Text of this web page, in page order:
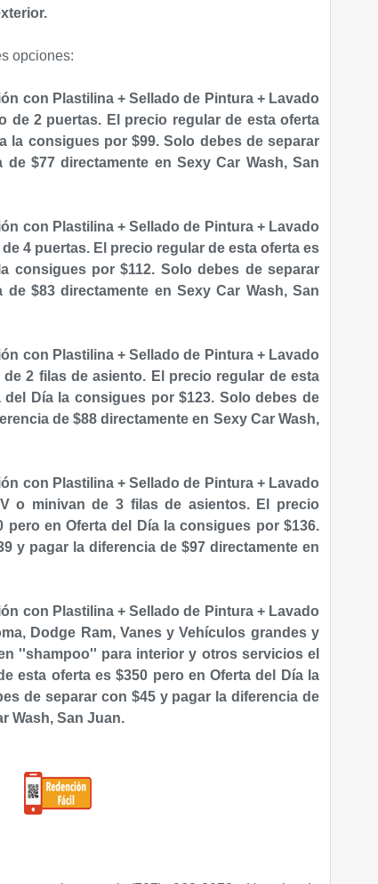
opciones:
con Plastilina + Sellado de Pintura + Lavado
de 2 puertas. El precio regular de esta oferta
la consigues por $99. Solo debes de separar
$77 directamente en Sexy Car Wash, San
con Plastilina + Sellado de Pintura + Lavado
4 puertas. El precio regular de esta oferta es
consigues por $112. Solo debes de separar
$83 directamente en Sexy Car Wash, San
con Plastilina + Sellado de Pintura + Lavado
de 2 filas de asiento. El precio regular de esta
Día la consigues por $123. Solo debes de
de $88 directamente en Sexy Car Wash,
con Plastilina + Sellado de Pintura + Lavado
o minivan de 3 filas de asientos. El precio
pero en Oferta del Día la consigues por $136.
y pagar la diferencia de $97 directamente en
con Plastilina + Sellado de Pintura + Lavado
Dodge Ram, Vanes y Vehículos grandesy
''shampoo'' para interior y otros servicios el
esta oferta es $350 pero en Oferta del Día la
de separar con $45 y pagar la diferencia de
Wash, San Juan.